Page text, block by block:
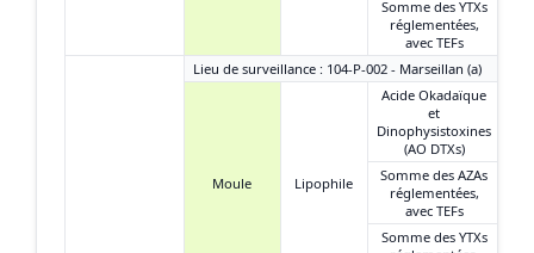
Somme des YTXs
réglementées,
avec TEFs
Lieu de surveillance : 104-P-002 - Marseillan (a)
Moule Lipophile
Acide Okadaïque
et
Dinophysistoxines
(AO DTXs)
Somme des AZAs
réglementées,
avec TEFs
Somme des YTXs